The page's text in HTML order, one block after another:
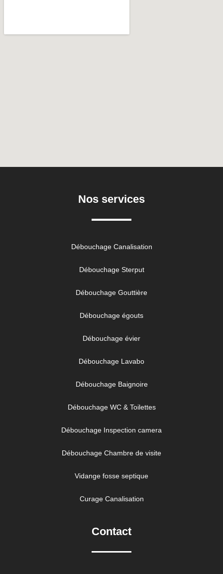
Nos services
Débouchage Canalisation
Débouchage Sterput
Débouchage Gouttière
Débouchage égouts
Débouchage évier
Débouchage Lavabo
Débouchage Baignoire
Débouchage WC & Toilettes
Débouchage Inspection camera
Débouchage Chambre de visite
Vidange fosse septique
Curage Canalisation
Contact